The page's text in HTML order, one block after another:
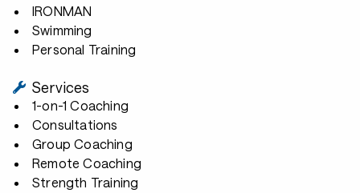
IRONMAN
Swimming
Personal Training
Services
1-on-1 Coaching
Consultations
Group Coaching
Remote Coaching
Strength Training